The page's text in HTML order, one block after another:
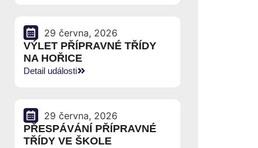
29 června, 2026
VÝLET PŘÍPRAVNÉ TŘÍDY
NA HOŘICE
Detail události
29 června, 2026
PŘESPÁVÁNÍ PŘÍPRAVNÉ
TŘÍDY VE ŠKOLE